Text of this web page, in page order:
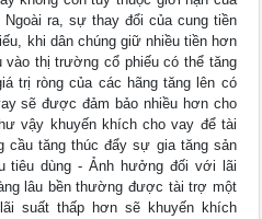
ra, sự thay đổi của cung tiền
khi dân chúng giữ nhiều tiền hơn
vào thị trường cổ phiếu có thể tăng
trị ròng của các hãng tăng lên có
sẽ được đảm bảo nhiều hơn cho
vậy khuyến khích cho vay để tài
cầu tăng thúc đẩy sự gia tăng sản
tiêu dùng - Ảnh hưởng đối với lãi
lâu bền thường được tài trợ một
suất thấp hơn sẽ khuyến khích